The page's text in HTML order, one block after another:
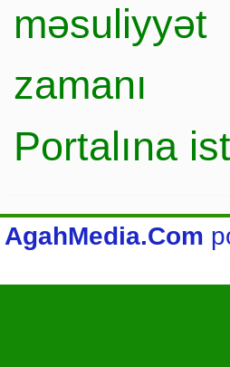
zamanı
Portalına
AgahMedia.Com